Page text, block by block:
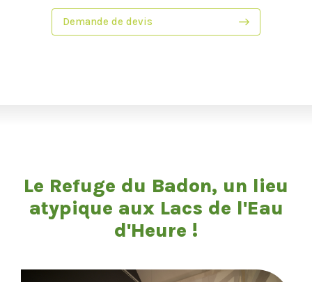
Demande de devis
Le Refuge du Badon, un lieu
atypique aux Lacs de l'Eau
d'Heure !